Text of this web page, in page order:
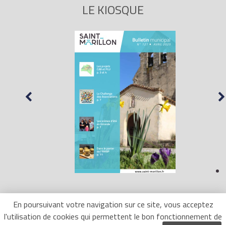
En poursuivant votre navigation sur ce site, vous acceptez
l'utilisation de cookies qui permettent le bon fonctionnement de
LE KIOSQUE
Mentions Légales - Site réalisé parLR Marketing